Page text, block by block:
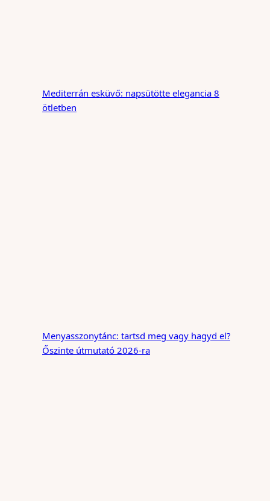
Mediterrán esküvő: napsütötte elegancia 8
ötletben
Menyasszonytánc: tartsd meg vagy hagyd el?
Őszinte útmutató 2026-ra